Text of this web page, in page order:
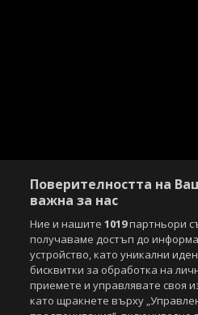
Поверителността на
важна за нас
Ние и нашите1019партньори
получаваме достъп до
устройство, като уникални
бисквитки за обработка на
приемете и управлявате своя
като щракнете върху